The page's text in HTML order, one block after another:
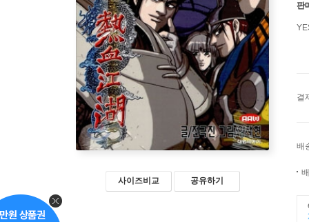
사이즈비교 공유하기
판
결
배